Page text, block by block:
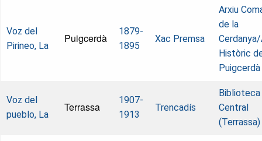
Voz del
Pirineo, La
Puigcerdà
1879-
1895
Xac Premsa
Arxiu
de la
Històric
Puigcerdà
Voz del
pueblo, La
Terrassa
1907-
1913
Trencadís
Biblioteca
Central
(Terrassa)